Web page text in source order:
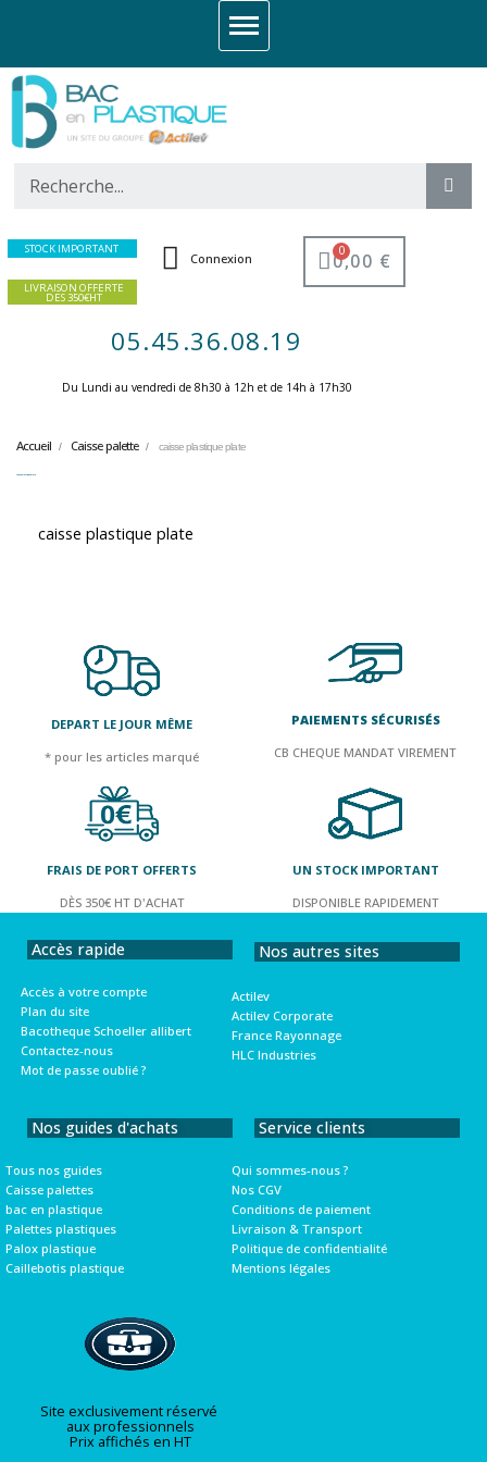
STOCK IMPORTANT
LIVRAISON OFFERTE
DES 350€HT
Connexion 0,00 €
05.45.36.08.19
Du Lundi au vendredi de 8h30 à 12h et de 14h à 17h30 ​
Accueil Caisse palette caisse plastique plate
caisse plastique plate
DEPART LE JOUR MÊME
* pour les articles marqué
PAIEMENTS SÉCURISÉS
CB CHEQUE MANDAT VIREMENT
FRAIS DE PORT OFFERTS
DÈS 350€ HT D'ACHAT
UN STOCK IMPORTANT
DISPONIBLE RAPIDEMENT
Accès rapide
Accès à votre compte
Plan du site
Bacotheque Schoeller allibert
Contactez-nous
Mot de passe oublié ?
Nos autres sites
Actilev
Actilev Corporate
France Rayonnage
HLC Industries
Nos guides d'achats
Tous nos guides
Caisse palettes
bac en plastique
Palettes plastiques
Palox plastique
Caillebotis plastique
Service clients
Qui sommes-nous ?
Nos CGV
Conditions de paiement
Livraison & Transport
Politique de confidentialité
Mentions légales
Site exclusivement réservé
aux professionnels
Prix affichés en HT